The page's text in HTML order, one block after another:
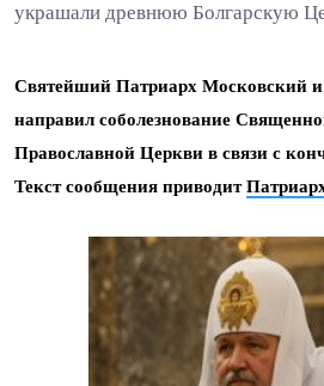
украшали древнюю Болгарскую
Святейший Патриарх Московский и
направил соболезнование
Православной Церкви в связи с
Текст сообщения приводит